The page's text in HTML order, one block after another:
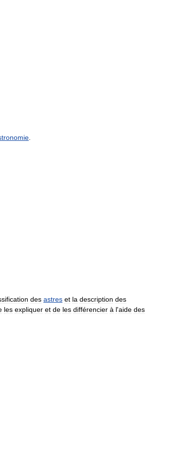
des astres et la description des
les expliquer et de les différencier à l'aide des